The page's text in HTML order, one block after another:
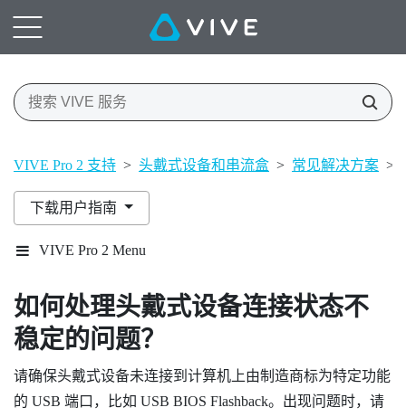
VIVE Pro 2 支持 > 头戴式设备和串流盒 > 常见解决方案 >
下载用户指南
VIVE Pro 2 Menu
如何处理头戴式设备连接状态不
稳定的问题？
请确保头戴式设备未连接到计算机上由制造商标为特定功能
的 USB 端口，比如 USB BIOS Flashback。出现问题时，请